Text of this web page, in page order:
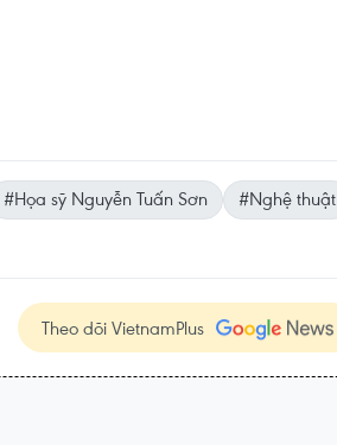
#Họa sỹ Nguyễn Tuấn Sơn
#Nghệ thuật
Theo dõi VietnamPlus